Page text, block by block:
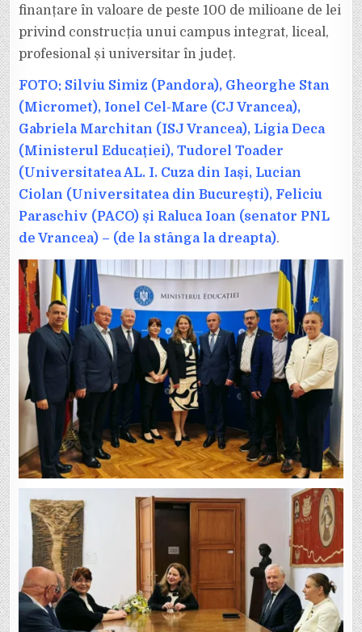
UNIVERSITAR
CARE
VA
PURTA
REGRETATUL
VRANCEA
finanțare în valoare de peste 100 de milioane de lei
privind construcția unui campus integrat, liceal,
profesional și universitar în județ.
FOTO: Silviu Simiz (Pandora), Gheorghe Stan
(Micromet), Ionel Cel-Mare (CJ Vrancea),
Gabriela Marchitan (ISJ Vrancea), Ligia Deca
(Ministerul Educației), Tudorel Toader
(Universitatea AL. I. Cuza din Iași, Lucian
Ciolan (Universitatea din București), Feliciu
Paraschiv (PACO) și Raluca Ioan (senator PNL
de Vrancea) – (de la stânga la dreapta).